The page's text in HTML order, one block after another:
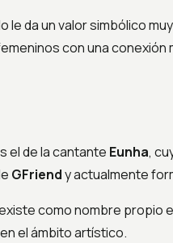
le da un valor simbólico
con una conexión
el de la cantante Eunha,
GFriendy actualmente
como nombre propio
el ámbito artístico.